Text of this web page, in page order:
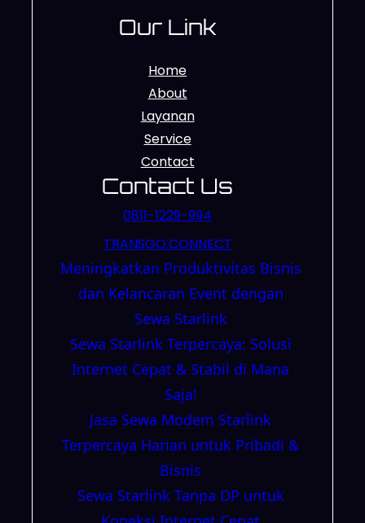
Our Link
Home
About
Layanan
Service
Contact
Contact Us
0811-1229-994
TRANSGO.CONNECT
Meningkatkan Produktivitas Bisnis
dan Kelancaran Event dengan
Sewa Starlink
Sewa Starlink Terpercaya: Solusi
Internet Cepat & Stabil di Mana
Saja!
Jasa Sewa Modem Starlink
Terpercaya Harian untuk Pribadi &
Bisnis
Sewa Starlink Tanpa DP untuk